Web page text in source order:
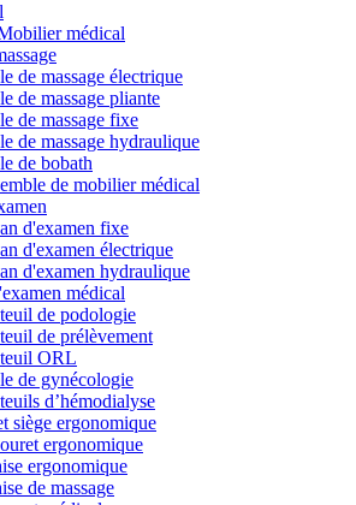
médical
de massage électrique
de massage pliante
de massage fixe
de massage hydraulique
de bobath
de mobilier médical
d'examen fixe
d'examen électrique
d'examen hydraulique
médical
de podologie
de prélèvement
ORL
de gynécologie
d’hémodialyse
siège ergonomique
ergonomique
ergonomique
de massage